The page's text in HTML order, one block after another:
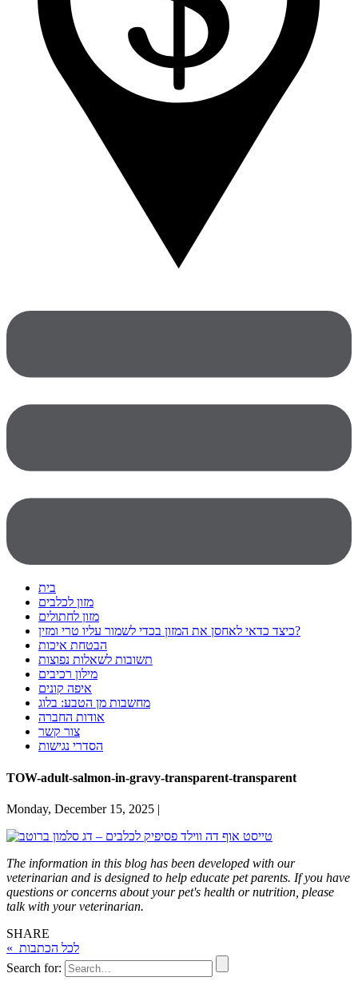
בית
מזון לכלבים
מזון לחתולים
כיצד כדאי לאחסן את המזון בכדי לשמור עליו טרי ומזין?
הבטחת איכות
תשובות לשאלות נפוצות
מילון רכיבים
איפה קונים
מחשבות מן הטבע: בלוג
אודות החברה
צור קשר
הסדרי נגישות
TOW-adult-salmon-in-gravy-transparent-transparent
Monday, December 15, 2025 |
The information in this blog has been developed with our
veterinarian and is designed to help educate pet parents. If you have
questions or concerns about your pet's health or nutrition, please
talk with your veterinarian.
SHARE
« לכל הכתבות
Search for: